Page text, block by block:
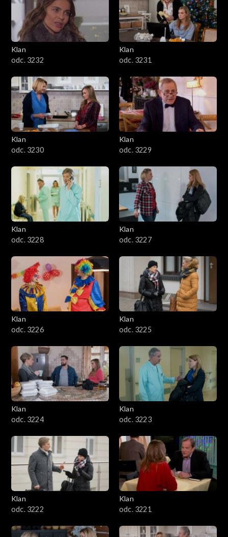
Klan
odc. 3232
Klan
odc. 3231
Klan
odc. 3230
Klan
odc. 3229
Klan
odc. 3228
Klan
odc. 3227
Klan
odc. 3226
Klan
odc. 3225
Klan
odc. 3224
Klan
odc. 3223
Klan
odc. 3222
Klan
odc. 3221